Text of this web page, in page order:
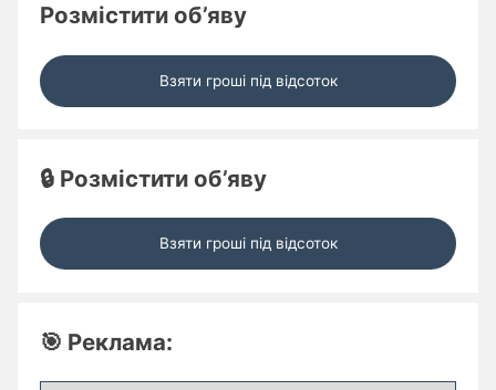
Розмістити об’яву
Взяти гроші під відсоток
🔒 Розмістити об’яву
Взяти гроші під відсоток
🎯 Реклама: